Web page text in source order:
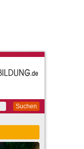
Suchen